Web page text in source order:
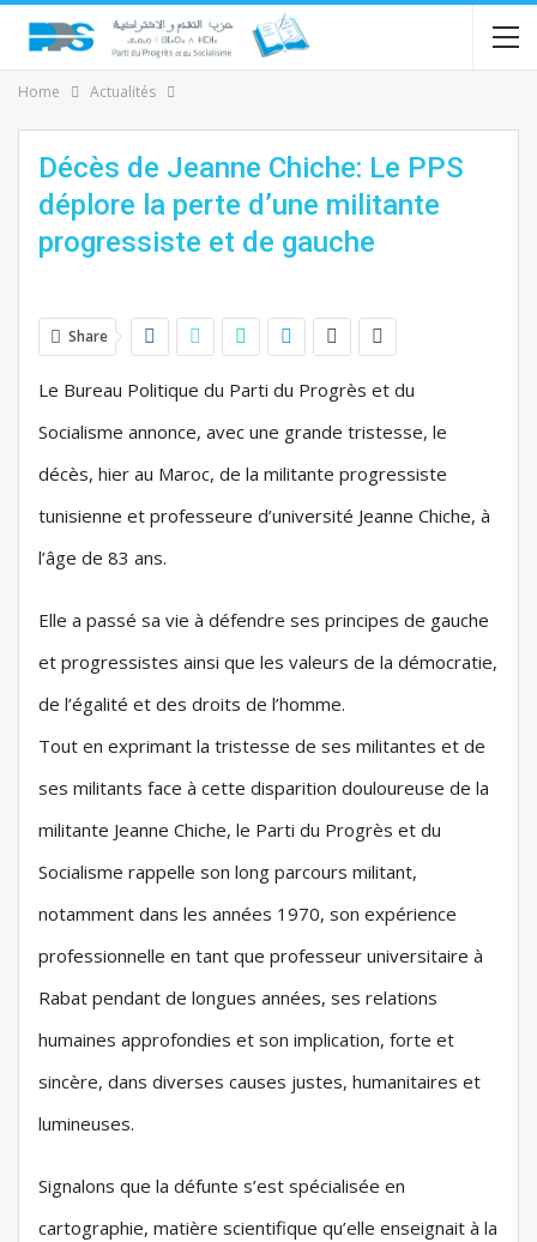
Home Actualités
Décès de Jeanne Chiche: Le PPS
déplore la perte d’une militante
progressiste et de gauche
Share
Le Bureau Politique du Parti du Progrès et du
Socialisme annonce, avec une grande tristesse, le
décès, hier au Maroc, de la militante progressiste
tunisienne et professeure d’université Jeanne Chiche, à
l’âge de 83 ans.
Elle a passé sa vie à défendre ses principes de gauche
et progressistes ainsi que les valeurs de la démocratie,
de l’égalité et des droits de l’homme.
Tout en exprimant la tristesse de ses militantes et de
ses militants face à cette disparition douloureuse de la
militante Jeanne Chiche, le Parti du Progrès et du
Socialisme rappelle son long parcours militant,
notamment dans les années 1970, son expérience
professionnelle en tant que professeur universitaire à
Rabat pendant de longues années, ses relations
humaines approfondies et son implication, forte et
sincère, dans diverses causes justes, humanitaires et
lumineuses.
Signalons que la défunte s’est spécialisée en
cartographie, matière scientifique qu’elle enseignait à la